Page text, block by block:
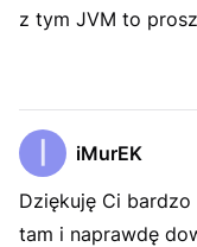
z tym JVM to
iMurEK
Dziękuję Ci
tam i naprawdę